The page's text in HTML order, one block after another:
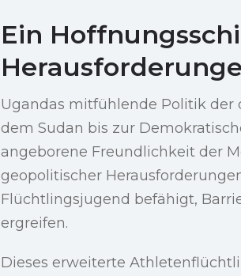
Ein
Ugandas mitfühlende Politik der
dem Sudan bis zur
angeborene Freundlichkeit der
geopolitischer
Flüchtlingsjugend befähigt,
ergreifen.
Dieses erweiterte